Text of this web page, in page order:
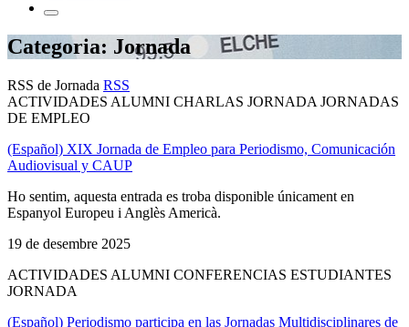
Categoria: Jornada
RSS de Jornada RSS
ACTIVIDADES ALUMNI CHARLAS JORNADA JORNADAS
DE EMPLEO
(Español) XIX Jornada de Empleo para Periodismo, Comunicación
Audiovisual y CAUP
Ho sentim, aquesta entrada es troba disponible únicament en
Espanyol Europeu i Anglès Americà.
19 de desembre 2025
ACTIVIDADES ALUMNI CONFERENCIAS ESTUDIANTES
JORNADA
(Español) Periodismo participa en las Jornadas Multidisciplinares de